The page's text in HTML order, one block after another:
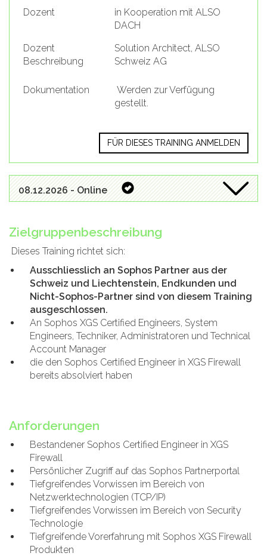
Dozent
in Kooperation mit ALSO
DACH
Dozent
Beschreibung
Solution Architect, ALSO
Schweiz AG
Dokumentation
Werden zur Verfügung
gestellt.
FÜR DIESES TRAINING ANMELDEN
08.12.2026 - Online
Zielgruppenbeschreibung
Dieses Training richtet sich:
Ausschliesslich an Sophos Partner aus der
Schweiz und Liechtenstein, Endkunden und
Nicht-Sophos-Partner sind von diesem Training
ausgeschlossen.
An Sophos XGS Certified Engineers, System
Engineers, Techniker, Administratoren und Technical
Account Manager
die den Sophos Certified Engineer in XGS Firewall
bereits absolviert haben
Anforderungen
Bestandener Sophos Certified Engineer in XGS
Firewall
Persönlicher Zugriff auf das Sophos Partnerportal
Tiefgreifendes Vorwissen im Bereich von
Netzwerktechnologien (TCP/IP)
Tiefgreifendes Vorwissen im Bereich von Security
Technologie
Tiefgreifende Vorerfahrung mit Sophos XGS Firewall
Produkten